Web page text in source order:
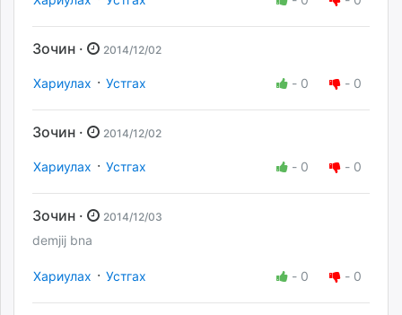
Зочин · 2014/12/02
Хариулах · Устгах - 0 - 0
Зочин · 2014/12/02
Хариулах · Устгах - 0 - 0
Зочин · 2014/12/03
demjij bna
Хариулах · Устгах - 0 - 0